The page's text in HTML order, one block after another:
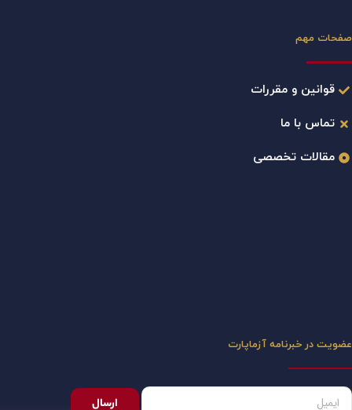
صفحات مهم
قوانین و مقررات
تماس با ما
مقالات تخصصی
عضویت در خبرنامه آزماپارت
ارسال